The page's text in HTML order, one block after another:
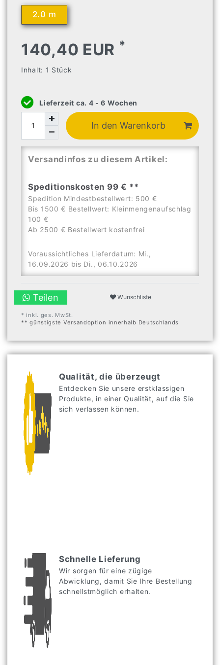
2.0 m
140,40 EUR *
Inhalt: 1 Stück
Lieferzeit ca. 4 - 6 Wochen
In den Warenkorb
Versandinfos zu diesem Artikel:
Speditionskosten 99 € **
Spedition Mindestbestellwert: 500 €
Bis 1500 € Bestellwert: Kleinmengenaufschlag
100 €
Ab 2500 € Bestellwert kostenfrei
Voraussichtliches Lieferdatum: Mi.,
16.09.2026 bis Di., 06.10.2026
Teilen Wunschliste
* inkl. ges. MwSt.
** günstigste Versandoption innerhalb Deutschlands
Qualität, die überzeugt
Entdecken Sie unsere erstklassigen
Produkte, in einer Qualität, auf die Sie
sich verlassen können.
Schnelle Lieferung
Wir sorgen für eine zügige
Abwicklung, damit Sie Ihre Bestellung
schnellstmöglich erhalten.